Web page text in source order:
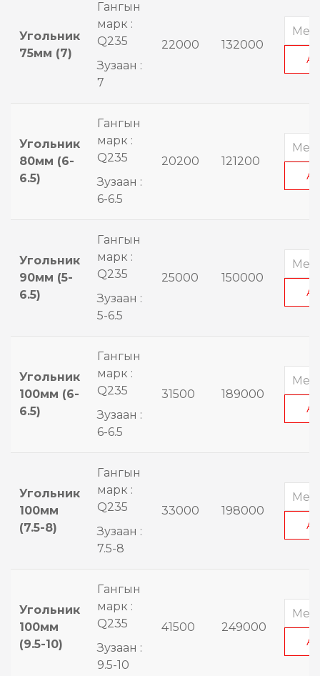
Угольник
75мм (7)
Гангын
марк :
Q235
Зузаан :
7
22000 132000
Угольник
80мм (6-
6.5)
Гангын
марк :
Q235
Зузаан :
6-6.5
20200 121200
Угольник
90мм (5-
6.5)
Гангын
марк :
Q235
Зузаан :
5-6.5
25000 150000
Угольник
100мм (6-
6.5)
Гангын
марк :
Q235
Зузаан :
6-6.5
31500 189000
Угольник
100мм
(7.5-8)
Гангын
марк :
Q235
Зузаан :
7.5-8
33000 198000
Угольник
100мм
(9.5-10)
Гангын
марк :
Q235
Зузаан :
9.5-10
41500 249000